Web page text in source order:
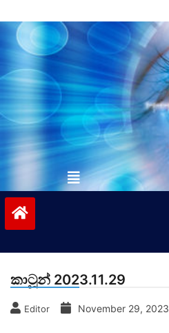
to
contentvinivida.lk
කාටූන් 2023.11.29
Editor November 29, 2023